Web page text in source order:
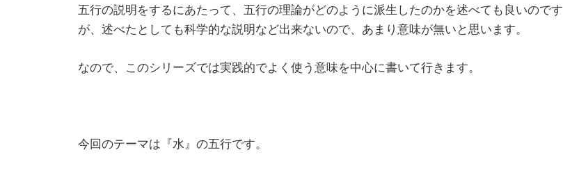
五行の説明をするにあたって、五行の理論がどのように派生したのかを述べても良いのです
が、述べたとしても科学的な説明など出来ないので、あまり意味が無いと思います。
なので、このシリーズでは実践的でよく使う意味を中心に書いて行きます。
今回のテーマは『水』の五行です。